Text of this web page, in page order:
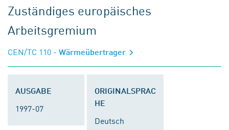
Zuständiges europäisches
Arbeitsgremium
CEN/TC 110 - Wärmeübertrager
AUSGABE
1997-07
ORIGINALSPRAC
HE
Deutsch